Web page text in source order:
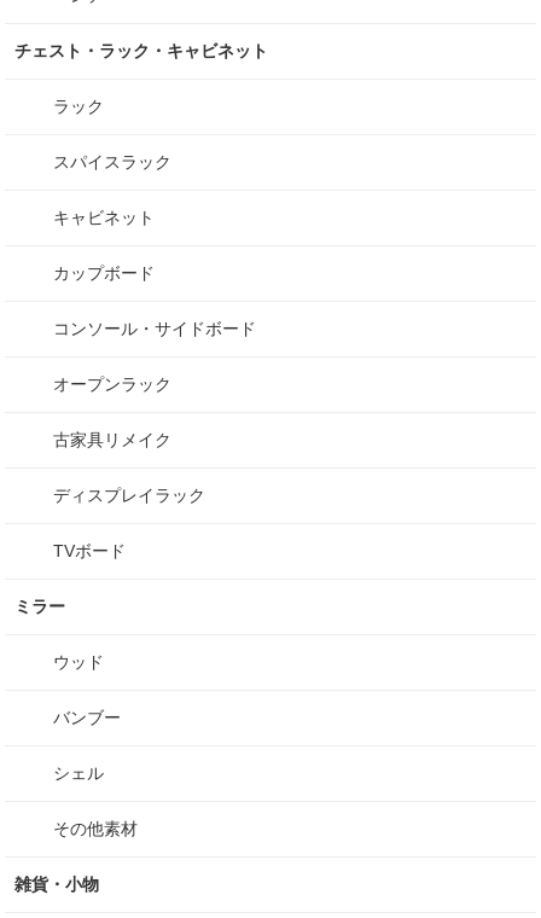
チェスト・ラック・キャビネット
ラック
スパイスラック
キャビネット
カップボード
コンソール・サイドボード
オープンラック
古家具リメイク
ディスプレイラック
TVボード
ミラー
ウッド
バンブー
シェル
その他素材
雑貨・小物